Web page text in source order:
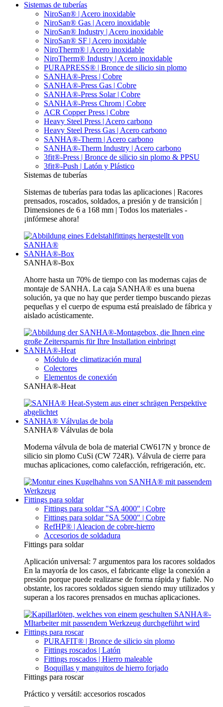
Sistemas de tuberías
NiroSan® | Acero inoxidable
NiroSan® Gas | Acero inoxidable
NiroSan® Industry | Acero inoxidable
NiroSan® SF | Acero inoxidable
NiroTherm® | Acero inoxidable
NiroTherm® Industry | Acero inoxidable
PURAPRESS® | Bronce de silicio sin plomo
SANHA®-Press | Cobre
SANHA®-Press Gas | Cobre
SANHA®-Press Solar | Cobre
SANHA®-Press Chrom | Cobre
ACR Copper Press | Cobre
Heavy Steel Press | Acero carbono
Heavy Steel Press Gas | Acero carbono
SANHA®-Therm | Acero carbono
SANHA®-Therm Industry | Acero carbono
3fit®-Press | Bronce de silicio sin plomo & PPSU
3fit®-Push | Latón y Plástico
Sistemas de tuberías
Sistemas de tuberías para todas las aplicaciones | Racores
prensados, roscados, soldados, a presión y de transición |
Dimensiones de 6 a 168 mm | Todos los materiales -
¡infórmese ahora!
SANHA®-Box
SANHA®-Box
Ahorre hasta un 70% de tiempo con las modernas cajas de
montaje de SANHA. La caja SANHA® es una buena
solución, ya que no hay que perder tiempo buscando piezas
pequeñas y el cuerpo de espuma está preaislado de fábrica y
aislado acústicamente.
SANHA®-Heat
Módulo de climatización mural
Colectores
Elementos de conexión
SANHA®-Heat
SANHA® Válvulas de bola
SANHA® Válvulas de bola
Moderna válvula de bola de material CW617N y bronce de
silicio sin plomo CuSi (CW 724R). Válvula de cierre para
muchas aplicaciones, como calefacción, refrigeración, etc.
Fittings para soldar
Fittings para soldar "SA 4000" | Cobre
Fittings para soldar "SA 5000" | Cobre
RefHP® | Aleacion de cobre-hierro
Accesorios de soldadura
Fittings para soldar
Aplicación universal: 7 argumentos para los racores soldados
En la mayoría de los casos, el fabricante elige la conexión a
presión porque puede realizarse de forma rápida y fiable. No
obstante, los racores soldados siguen siendo muy utilizados y
superan a los racores prensados en muchas aplicaciones.
Fittings para roscar
PURAFIT® | Bronce de silicio sin plomo
Fittings roscados | Latón
Fittings roscados | Hierro maleable
Boquillas y manguitos de hierro forjado
Fittings para roscar
Práctico y versátil: accesorios roscados